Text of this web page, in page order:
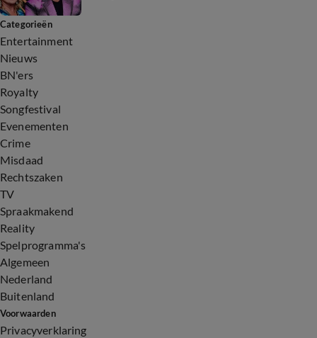
Categorieën
Entertainment
Nieuws
BN'ers
Royalty
Songfestival
Evenementen
Crime
Misdaad
Rechtszaken
TV
Spraakmakend
Reality
Spelprogramma's
Algemeen
Nederland
Buitenland
Voorwaarden
Privacyverklaring